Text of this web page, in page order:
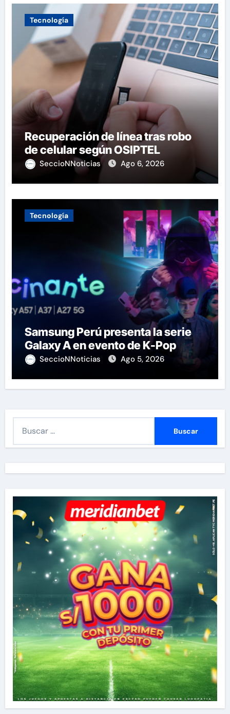
Tecnología
Recuperación de línea tras robo
de celular según OSIPTEL
SeccioNNoticias Ago 6, 2026
Tecnología
Samsung Perú presenta la serie
Galaxy A en evento de K-Pop
SeccioNNoticias Ago 5, 2026
r
: